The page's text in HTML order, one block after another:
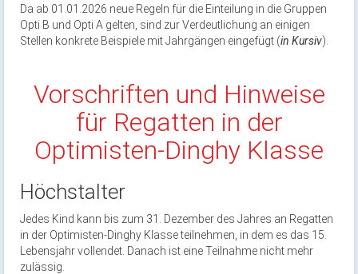
Da ab 01.01.2026 neue Regeln für die Einteilung in die Gruppen
Opti B und Opti A gelten, sind zur Verdeutlichung an einigen
Stellen konkrete Beispiele mit Jahrgängen eingefügt (in Kursiv).
Vorschriften und Hinweise
für Regatten in der
Optimisten-Dinghy Klasse
Höchstalter
Jedes Kind kann bis zum 31. Dezember des Jahres an Regatten
in der Optimisten-Dinghy Klasse teilnehmen, in dem es das 15.
Lebensjahr vollendet. Danach ist eine Teilnahme nicht mehr
zulässig.